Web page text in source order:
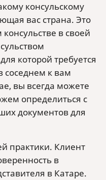
консульскому
вас страна. Это
в своей
которой требуется
соседнем к вам
вы всегда можете
определиться с
документов для
практики. Клиент
в
в Катаре.